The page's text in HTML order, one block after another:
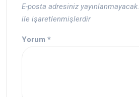
E-posta adresiniz yayınlanmayacak.
ile işaretlenmişlerdir
Yorum *